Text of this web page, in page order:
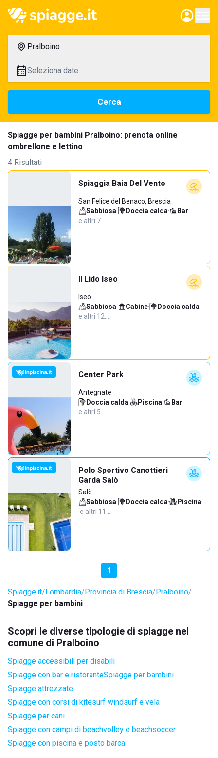
Pralboino
Seleziona date
Cerca
Spiagge per bambini Pralboino: prenota online
ombrellone e lettino
4 Risultati
Spiaggia Baia Del Vento
San Felice del Benaco, Brescia
Sabbiosa· Doccia calda· Bar·
e altri 7…
Il Lido Iseo
Iseo
Sabbiosa· Cabine· Doccia calda·
e altri 12…
Center Park
Antegnate
Doccia calda· Piscina· Bar·
e altri 5…
Polo Sportivo Canottieri
Garda Salò
Salò
Sabbiosa· Doccia calda·
Piscina
·e altri 11…
1
Spiagge.it Lombardia Provincia di Brescia Pralboino
Spiagge per bambini
Scopri le diverse tipologie di spiagge nel
comune di Pralboino
Spiagge accessibili per disabili
Spiagge con bar e ristoranteSpiagge per bambini
Spiagge attrezzate
Spiagge con corsi di kitesurf windsurf e vela
Spiagge per cani
Spiagge con campi di beachvolley e beachsoccer
Spiagge con piscina e posto barca